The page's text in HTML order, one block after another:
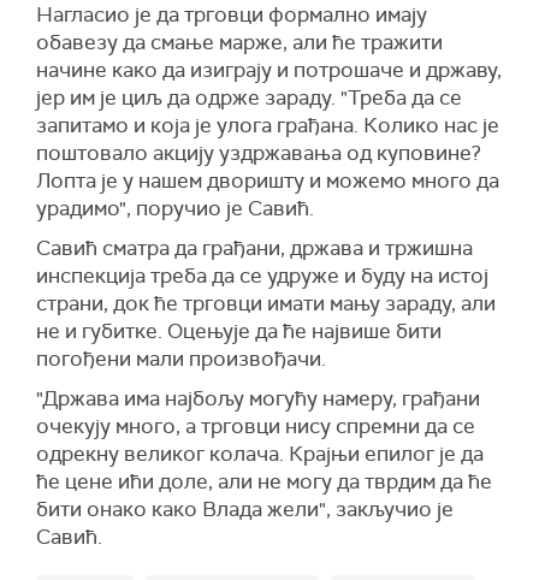
Нагласио је да трговци формално имају
обавезу да смање марже, али ће тражити
начине како да изиграју и потрошаче и државу,
јер им је циљ да одрже зараду. "Треба да се
запитамо и која је улога грађана. Колико нас је
поштовало акцију уздржавања од куповине?
Лопта је у нашем дворишту и можемо много да
урадимо", поручио је Савић.
Савић сматра да грађани, држава и тржишна
инспекција треба да се удруже и буду на истој
страни, док ће трговци имати мању зараду, али
не и губитке. Оцењује да ће највише бити
погођени мали произвођачи.
"Држава има најбољу могућу намеру, грађани
очекују много, а трговци нису спремни да се
одрекну великог колача. Крајњи епилог је да
ће цене ићи доле, али не могу да тврдим да ће
бити онако како Влада жели", закључио је
Савић.